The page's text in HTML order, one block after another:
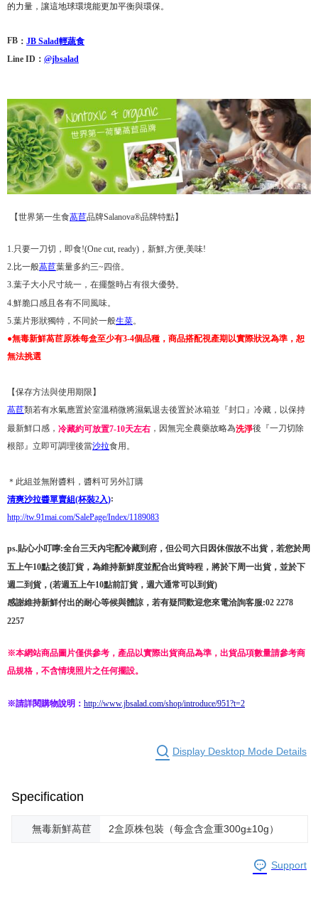
的力量，讓這地球環境能更加平衡與環保。
FB ： JB Salad輕蔬食
Line ID ： @jbsalad
【世界第一生食萵苣品牌Salanova®品牌特點】
1.只要一刀切，即食!(One cut, ready)，新鮮,方便,美味!
2.比一般萵苣葉量多約三~四倍。
3.葉子大小尺寸統一，在擺盤時占有很大優勢。
4.鮮脆口感且各有不同風味。
5.葉片形狀獨特，不同於一般生菜。
●無毒新鮮萵苣原株每盒至少有3-4個品種， 商品搭配視產期以實際狀況為準，恕
無法挑選
【保存方法與使用期限】
萵苣類若有水氣應置於室溫稍微將濕氣退去後置於冰箱並『封口』冷藏，以保持
最新鮮口感， 冷藏約可放置7-10天左右 ，因無完全農藥故略為洗淨後『一刀切除
根部』立即可調理後當沙拉食用。
＊此組並無附醬料，醬料可另外訂購
清爽沙拉醬單賣組(杯裝2入):
http://tw.91mai.com/SalePage/Index/1189083
ps.貼心小叮嚀:全台三天內宅配冷藏到府，但公司六日因休假故不出貨，若您於周
五上午10點之後訂貨，為維持新鮮度並配合出貨時程，將於下周一出貨，並於下
週二到貨，(若週五上午10點前訂貨，週六通常可以到貨)
感謝維持新鮮付出的耐心等候與體諒，若有疑問歡迎您來電洽詢客服:02 2278
2257
※本網站商品圖片僅供參考，產品以實際出貨商品為準，出貨品項數量請參考商
品規格，不含情境照片之任何擺設。
※請詳閱購物說明： http://www.jbsalad.com/shop/introduce/951?t=2
Display Desktop Mode Details
Specification
無毒新鮮萵苣 2盒原株包裝（每盒含盒重300g±10g）
Support